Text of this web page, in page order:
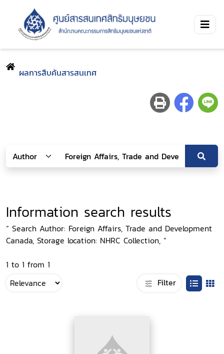
ผลการสืบค้นสารสนเทศ
Information search results
“ Search Author: Foreign Affairs, Trade and Development
Canada, Storage location: NHRC Collection, ”
1 to 1 from 1
Filter